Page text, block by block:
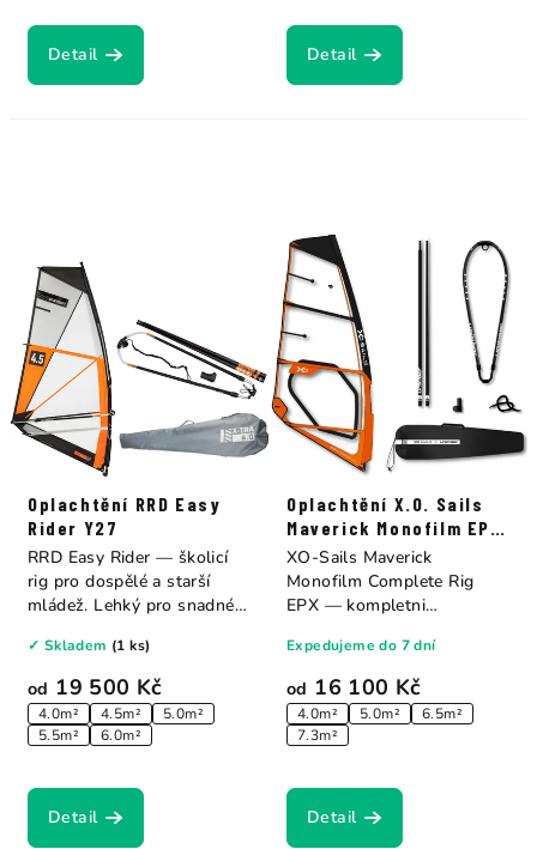
Detail Detail
Oplachtění RRD Easy
Rider Y27
od 19 500 Kč
4.0m² 4.5m²
5.0m²
5.5m²
6.0m²
✓ Skladem (1 ks)
Detail
RRD Easy Rider — školicí
rig pro dospělé a starší
mládež. Lehký pro snadné
Oplachtění X.O. Sails
Maverick Monofilm EPX
Rig
od 16 100 Kč
4.0m² 5.0m²
6.5m²
7.3m²
Expedujeme do 7 dní
Detail
XO-Sails Maverick
Monofilm Complete Rig
EPX — kompletni
freeride...